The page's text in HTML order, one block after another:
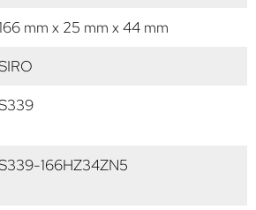
mm x 25 mm x 44 mm
166HZ34ZN5